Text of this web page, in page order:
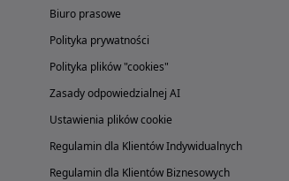
Biuro prasowe
Polityka prywatności
Polityka plików "cookies"
Zasady odpowiedzialnej AI
Ustawienia plików cookie
Regulamin dla Klientów Indywidualnych
Regulamin dla Klientów Biznesowych